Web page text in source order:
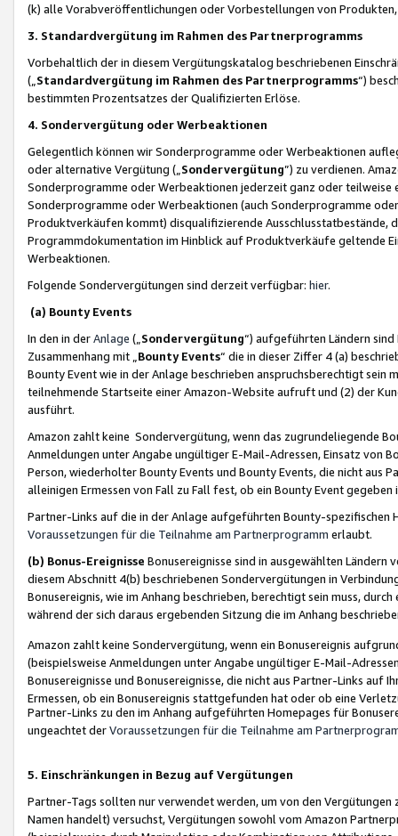
(k) alle Vorabveröffentlichungen oder Vorbestellungen von
3. Standardvergütung im Rahmen des Partnerprogramms
Vorbehaltlich der in diesem Vergütungskatalog beschriebenen
(„ Standardvergütung im Rahmen des Partnerprogramms“)
bestimmten Prozentsatzes der Qualifizierten Erlöse.
4. Sondervergütung oder Werbeaktionen
Gelegentlich können wir Sonderprogramme oder Werbeaktionen
oder alternative Vergütung („ Sondervergütung”) zu verdienen.
Sonderprogramme oder Werbeaktionen jederzeit ganz oder
Sonderprogramme oder Werbeaktionen (auch Sonderprogramme
Produktverkäufen kommt) disqualifizierende Ausschlusstatbestände,
Programmdokumentation im Hinblick auf Produktverkäufe geltende
Werbeaktionen.
Folgende Sondervergütungen sind derzeit verfügbar: hier.
(a) Bounty Events
In den in derAnlage („ Sondervergütung“) aufgeführten Ländern
Zusammenhang mit „ Bounty Events“ die in dieser Ziffer 4 (a)
Bounty Event wie in der Anlage beschrieben anspruchsberechtigt sein
teilnehmende Startseite einer Amazon-Website aufruft und (2) der
ausführt.
Amazon zahlt keine Sondervergütung, wenn das zugrundeliegende
Anmeldungen unter Angabe ungültiger E-Mail-Adressen, Einsatz von
Person, wiederholter Bounty Events und Bounty Events, die nicht
alleinigen Ermessen von Fall zu Fall fest, ob ein Bounty Event
Partner-Links auf die in der Anlage aufgeführten Bounty-spezifischen
Voraussetzungen für die Teilnahme am Partnerprogramm erlaubt.
(b) Bonus-Ereignisse Bonusereignisse sind in ausgewählten Ländern
diesem Abschnitt 4(b) beschriebenen Sondervergütungen in
Bonusereignis, wie im Anhang beschrieben, berechtigt sein muss,
während der sich daraus ergebenden Sitzung die im Anhang
Amazon zahlt keine Sondervergütung, wenn ein Bonusereignis
(beispielsweise Anmeldungen unter Angabe ungültiger E-Mail-
Bonusereignisse und Bonusereignisse, die nicht aus Partner-Links auf
Ermessen, ob ein Bonusereignis stattgefunden hat oder ob eine
Partner-Links zu den im Anhang aufgeführten Homepages für
ungeachtet derVoraussetzungen für die Teilnahme am
5. Einschränkungen in Bezug auf Vergütungen
Partner-Tags sollten nur verwendet werden, um von den
Namen handelt) versuchst, Vergütungen sowohl vom Amazon